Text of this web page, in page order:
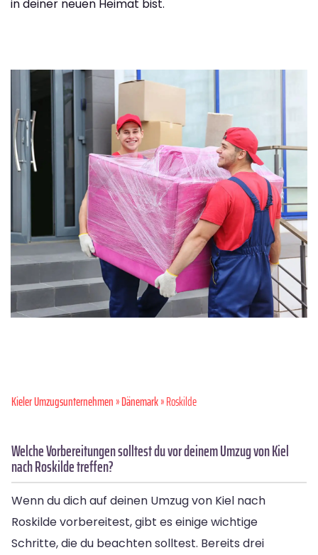
in deiner neuen Heimat bist.
Kieler Umzugsunternehmen»Dänemark» Roskilde
Welche Vorbereitungen solltest du vor deinem Umzug von Kiel
nach Roskilde treffen?
Wenn du dich auf deinen Umzug von Kiel nach
Roskilde vorbereitest, gibt es einige wichtige
Schritte, die du beachten solltest. Bereits drei